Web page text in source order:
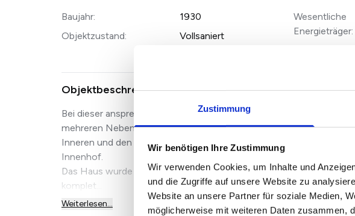
Zustimmung
Wir benötigen Ihre Zustimmung
Wir verwenden Cookies, um Inhalte und
und die Zugriffe auf unsere Website zu
Website an unsere Partner für soziale Medien,
möglicherweise mit weiteren Daten zusammen,
Baujahr:
1930
Objektzustand:
Vollsaniert
Wesentliche
Energieträger:
Objektbeschreibung
Bei dieser ansprechenden Immobilie handelt es sich um
mehreren Nebengebäuden. Das Objekt besticht durch seine
Inneren und den Nebengebäuden. Es verfügt über einen großen
Innenhof.
Das Haus wurde 1982 aufgestockt und hat seitdem 2 separate
komplet...
Weiterlesen...